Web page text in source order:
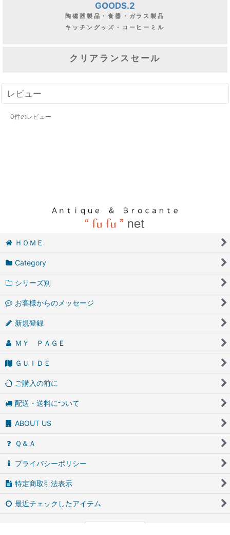
GOODS.2
陶磁器製品・食器・ガラス製品
キッチングッズ・コーヒーミル
クリアランスセール
レビュー
0件のレビュー
ＨＯＭＥ
Category
シリーズ別
お客様からのメッセージ
新規登録
ＭＹ ＰＡＧＥ
ＧＵＩＤＥ
ご購入の前に
配送・送料について
ABOUT US
Ｑ＆Ａ
プライバシーポリシー
特定商取引法表示
最近チェックしたアイテム